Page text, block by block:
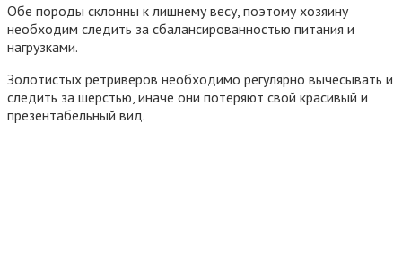
Обе породы склонны к лишнему весу, поэтому хозяину
необходим следить за сбалансированностью питания и
нагрузками.
Золотистых ретриверов необходимо регулярно вычесывать и
следить за шерстью, иначе они потеряют свой красивый и
презентабельный вид.